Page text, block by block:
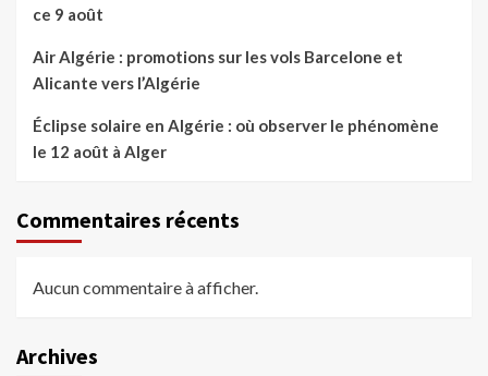
ce 9 août
Air Algérie : promotions sur les vols Barcelone et
Alicante vers l’Algérie
Éclipse solaire en Algérie : où observer le phénomène
le 12 août à Alger
Commentaires récents
Aucun commentaire à afficher.
Archives